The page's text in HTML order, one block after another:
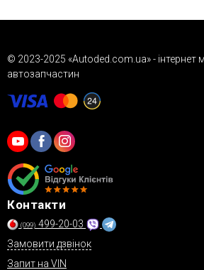
© 2023-2025 «Autoded.com.ua» - інтернет
автозапчастин
Контакти
(099) 499-20-03
Замовити дзвінок
Запит на VIN